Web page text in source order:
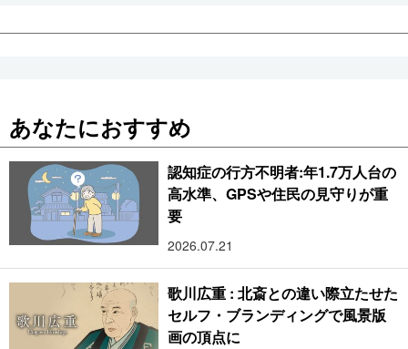
あなたにおすすめ
認知症の行方不明者:年1.7万人台の
高水準、GPSや住民の見守りが重
要
2026.07.21
歌川広重 : 北斎との違い際立たせた
セルフ・ブランディングで風景版
画の頂点に